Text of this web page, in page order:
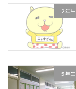
２年生
５年生